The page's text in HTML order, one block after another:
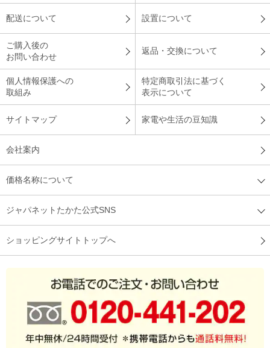
配送について 設置について
ご購入後の
お問い合わせ
返品・交換について
個人情報保護への
取組み
特定商取引法に基づく
表示について
サイトマップ 家電や生活の豆知識
会社案内
価格名称について
ジャパネットたかた公式SNS
ショッピングサイトトップへ